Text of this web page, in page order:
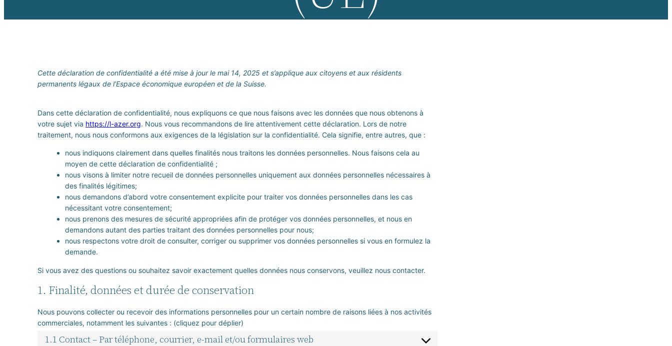
Cette déclaration de confidentialité a été mise à jour le mai 14, 2025 et s’applique aux citoyens et aux résidents
permanents légaux de l’Espace économique européen et de la Suisse.
Dans cette déclaration de confidentialité, nous expliquons ce que nous faisons avec les données que nous obtenons à
votre sujet via https://l-azer.org. Nous vous recommandons de lire attentivement cette déclaration. Lors de notre
traitement, nous nous conformons aux exigences de la législation sur la confidentialité. Cela signifie, entre autres, que :
nous indiquons clairement dans quelles finalités nous traitons les données personnelles. Nous faisons cela au
moyen de cette déclaration de confidentialité ;
nous visons à limiter notre recueil de données personnelles uniquement aux données personnelles nécessaires à
des finalités légitimes;
nous demandons d’abord votre consentement explicite pour traiter vos données personnelles dans les cas
nécessitant votre consentement;
nous prenons des mesures de sécurité appropriées afin de protéger vos données personnelles, et nous en
demandons autant des parties traitant des données personnelles pour nous;
nous respectons votre droit de consulter, corriger ou supprimer vos données personnelles si vous en formulez la
demande.
Si vous avez des questions ou souhaitez savoir exactement quelles données nous conservons, veuillez nous contacter.
1. Finalité, données et durée de conservation
Nous pouvons collecter ou recevoir des informations personnelles pour un certain nombre de raisons liées à nos activités
commerciales, notamment les suivantes : (cliquez pour déplier)
1.1 Contact – Par téléphone, courrier, e-mail et/ou formulaires web